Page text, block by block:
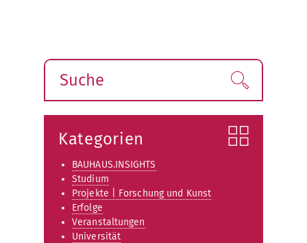
Suche Finden!
Kategorien
BAUHAUS.INSIGHTS
Studium
Projekte | Forschung und Kunst
Erfolge
Veranstaltungen
Universität